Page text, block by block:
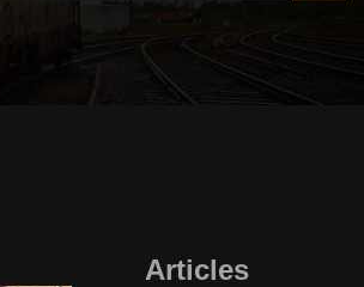
Articles